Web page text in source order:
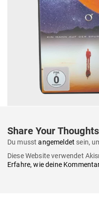
Share Your Thoughts
Du musstangemeldet sein,
Diese Website verwendet
Erfahre, wie deine